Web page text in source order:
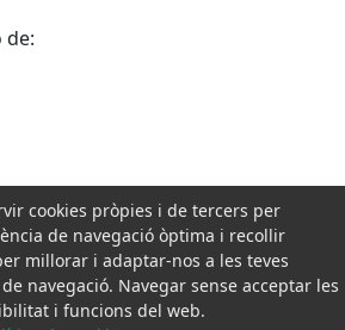
de:
cookies pròpies i de tercers per
de navegació òptima i recollir
millorar i adaptar-nos a les teves
navegació. Navegar sense acceptar les
i funcions del web.